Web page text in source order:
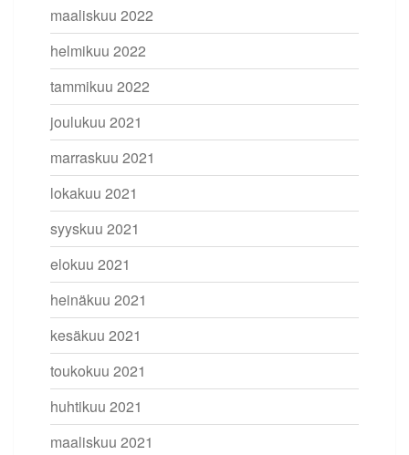
maaliskuu 2022
helmikuu 2022
tammikuu 2022
joulukuu 2021
marraskuu 2021
lokakuu 2021
syyskuu 2021
elokuu 2021
heinäkuu 2021
kesäkuu 2021
toukokuu 2021
huhtikuu 2021
maaliskuu 2021